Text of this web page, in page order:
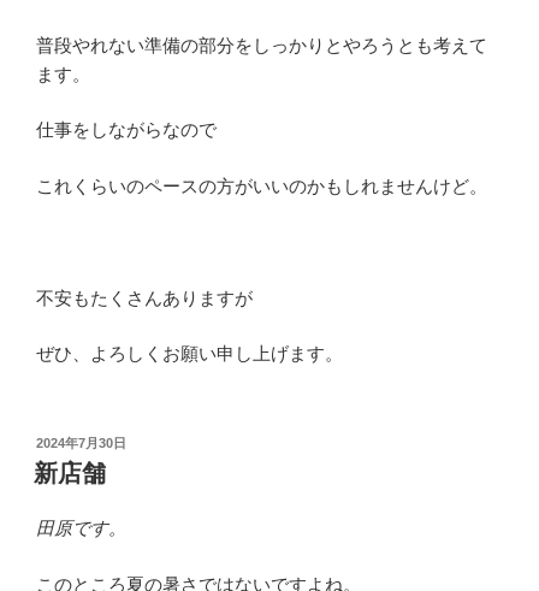
普段やれない準備の部分をしっかりとやろうとも考えて
ます。
仕事をしながらなので
これくらいのペースの方がいいのかもしれませんけど。
不安もたくさんありますが
ぜひ、よろしくお願い申し上げます。
投
稿
日:
2024年7月30日
新店舗
田原です。
このところ夏の暑さではないですよね。